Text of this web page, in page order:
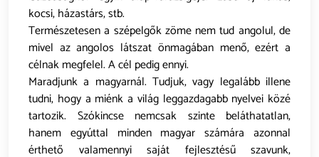
kocsi, házastárs, stb.
Természetesen a szépelgők zöme nem tud angolul, de
mivel az angolos látszat önmagában menő, ezért a
célnak megfelel. A cél pedig ennyi.
Maradjunk a magyarnál. Tudjuk, vagy legalább illene
tudni, hogy a miénk a világ leggazdagabb nyelvei közé
tartozik. Szókincse nemcsak szinte beláthatatlan,
hanem egyúttal minden magyar számára azonnal
érthető valamennyi saját fejlesztésű szavunk,